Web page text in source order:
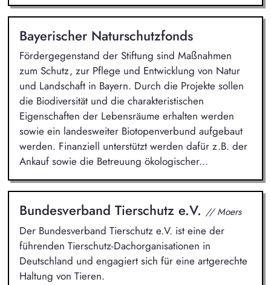
Bayerischer Naturschutzfonds
Fördergegenstand der Stiftung sind Maßnahmen
zum Schutz, zur Pflege und Entwicklung von Natur
und Landschaft in Bayern. Durch die Projekte sollen
die Biodiversität und die charakteristischen
Eigenschaften der Lebensräume erhalten werden
sowie ein landesweiter Biotopenverbund aufgebaut
werden. Finanziell unterstützt werden dafür z.B. der
Ankauf sowie die Betreuung ökologischer...
Bundesverband Tierschutz e.V. // Moers
Der Bundesverband Tierschutz e.V. ist eine der
führenden Tierschutz-Dachorganisationen in
Deutschland und engagiert sich für eine artgerechte
Haltung von Tieren.